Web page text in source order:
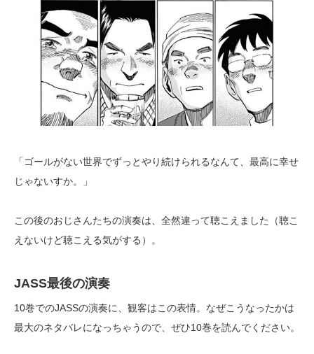
「ゴールがない世界でずっとやり続けられるなんて、最高に幸せ
じゃないすか。」
この後のおじさんたちの演奏は、全然違って聴こえました（聴こ
えないけど聴こえる気がする）。
JASS最後の演奏
10巻でのJASSの演奏に、観客はこの表情。なぜこうなったかは
最大のネタバレになっちゃうので、ぜひ10巻を読んでください。